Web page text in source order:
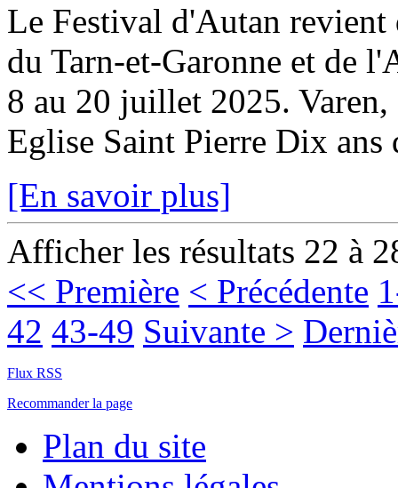
Le Festival d'Autan revient
du Tarn-et-Garonne et de
8 au 20 juillet 2025.
Eglise Saint Pierre Dix ans
[En savoir plus]
Afficher les résultats 22 à
<< Première < Précédente
42 43-49 Suivante >
Flux RSS
Recommander la page
Plan du site